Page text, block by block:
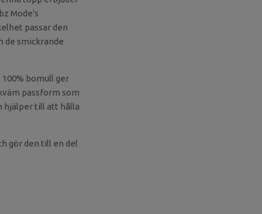
Mode's
passar den
de smickrande
bomull ger
passform som
hjälper till att hålla
gör den till en del